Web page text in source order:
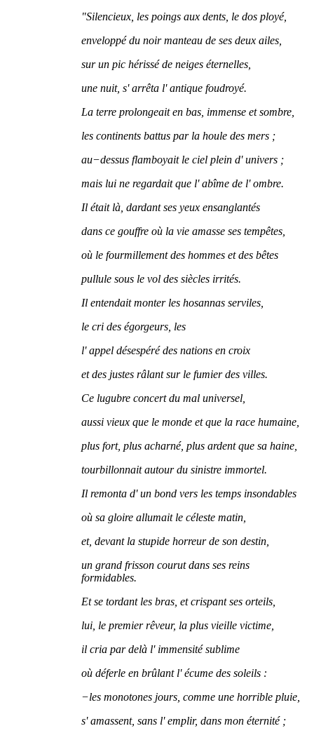
"Silencieux, les poings aux dents, le dos ployé,
enveloppé du noir manteau de ses deux ailes,
sur un pic hérissé de neiges éternelles,
une nuit, s' arrêta l' antique foudroyé.
La terre prolongeait en bas, immense et sombre,
les continents battus par la houle des mers ;
au−dessus flamboyait le ciel plein d' univers ;
mais lui ne regardait que l' abîme de l' ombre.
Il était là, dardant ses yeux ensanglantés
dans ce gouffre où la vie amasse ses tempêtes,
où le fourmillement des hommes et des bêtes
pullule sous le vol des siècles irrités.
Il entendait monter les hosannas serviles,
le cri des égorgeurs, les
l' appel désespéré des nations en croix
et des justes râlant sur le fumier des villes.
Ce lugubre concert du mal universel,
aussi vieux que le monde et que la race humaine,
plus fort, plus acharné, plus ardent que sa haine,
tourbillonnait autour du sinistre immortel.
Il remonta d' un bond vers les temps insondables
où sa gloire allumait le céleste matin,
et, devant la stupide horreur de son destin,
un grand frisson courut dans ses reins
formidables.
Et se tordant les bras, et crispant ses orteils,
lui, le premier rêveur, la plus vieille victime,
il cria par delà l' immensité sublime
où déferle en brûlant l' écume des soleils :
−les monotones jours, comme une horrible pluie,
s' amassent, sans l' emplir, dans mon éternité ;